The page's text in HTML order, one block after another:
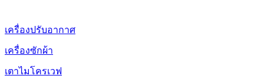
เครื่องปรับอากาศ
เครื่องซักผ้า
เตาไมโครเวฟ